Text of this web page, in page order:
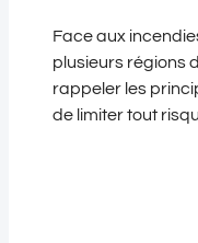
Face aux
plusieurs régions
rappeler les
de limiter tout